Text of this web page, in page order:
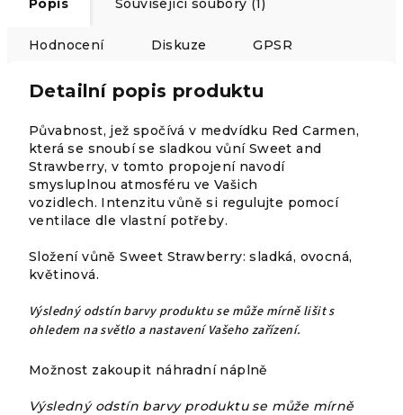
Popis Související soubory (1)
Hodnocení Diskuze GPSR
Detailní popis produktu
Půvabnost, jež spočívá v medvídku Red Carmen,
která se snoubí se sladkou vůní Sweet and
Strawberry, v tomto propojení navodí
smysluplnou atmosféru ve Vašich
vozidlech. Intenzitu vůně si regulujte pomocí
ventilace dle vlastní potřeby.
Složení vůně Sweet Strawberry: sladká, ovocná,
květinová.
Výsledný odstín barvy produktu se může mírně lišit s
ohledem na světlo a nastavení Vašeho zařízení.
Možnost zakoupit náhradní náplně
Výsledný odstín barvy produktu se může mírně